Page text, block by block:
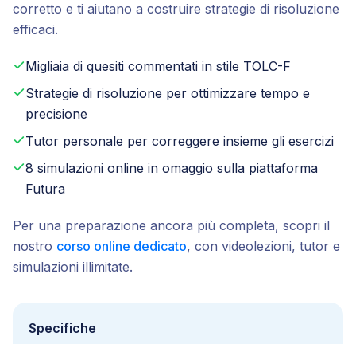
corretto e ti aiutano a costruire strategie di risoluzione
efficaci.
Migliaia di quesiti commentati in stile TOLC-F
Strategie di risoluzione per ottimizzare tempo e
precisione
Tutor personale per correggere insieme gli esercizi
8 simulazioni online in omaggio sulla piattaforma
Futura
Per una preparazione ancora più completa, scopri il
nostro corso online dedicato, con videolezioni, tutor e
simulazioni illimitate.
Specifiche